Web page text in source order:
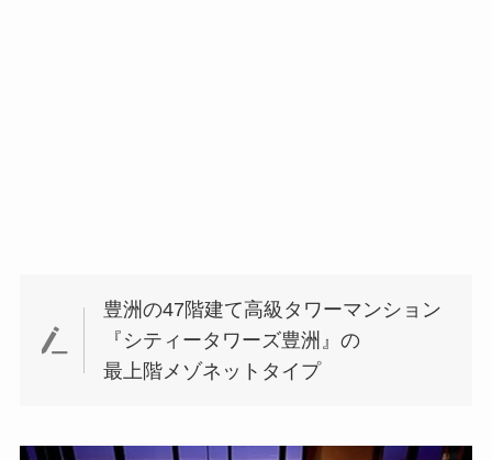
豊洲の47階建て高級タワーマンション
『シティータワーズ豊洲』の
最上階メゾネットタイプ